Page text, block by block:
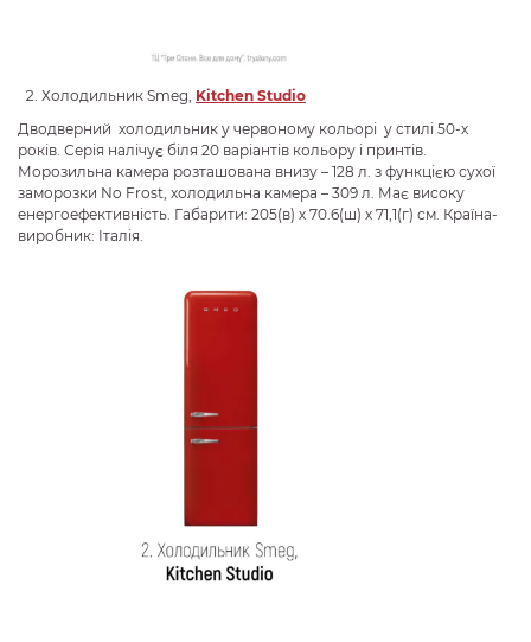
Холодильник Smeg, Kitchen Studio
Дводверний холодильник у червоному кольорі у стилі 50-х
років. Серія налічує біля 20 варіантів кольору і принтів.
Морозильна камера розташована внизу – 128 л. з функцією сухої
заморозки No Frost, холодильна камера – 309 л. Має високу
енергоефективність. Габарити: 205(в) х 70.6(ш) х 71,1(г) см. Країна-
виробник: Італія.